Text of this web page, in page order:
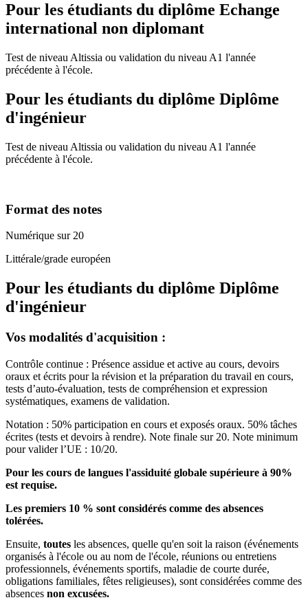
Pour les étudiants du diplôme Echange
international non diplomant
Test de niveau Altissia ou validation du niveau A1 l'année
précédente à l'école.
Pour les étudiants du diplôme Diplôme
d'ingénieur
Test de niveau Altissia ou validation du niveau A1 l'année
précédente à l'école.
Format des notes
Numérique sur 20
Littérale/grade européen
Pour les étudiants du diplôme Diplôme
d'ingénieur
Vos modalités d'acquisition :
Contrôle continue : Présence assidue et active au cours, devoirs
oraux et écrits pour la révision et la préparation du travail en cours,
tests d’auto-évaluation, tests de compréhension et expression
systématiques, examens de validation.
Notation : 50% participation en cours et exposés oraux. 50% tâches
écrites (tests et devoirs à rendre). Note finale sur 20. Note minimum
pour valider l’UE : 10/20.
Pour les cours de langues l'assiduité globale supérieure à 90%
est requise.
Les premiers 10 % sont considérés comme des absences
tolérées.
Ensuite, toutes les absences, quelle qu'en soit la raison (événements
organisés à l'école ou au nom de l'école, réunions ou entretiens
professionnels, événements sportifs, maladie de courte durée,
obligations familiales, fêtes religieuses), sont considérées comme des
absences non excusées.